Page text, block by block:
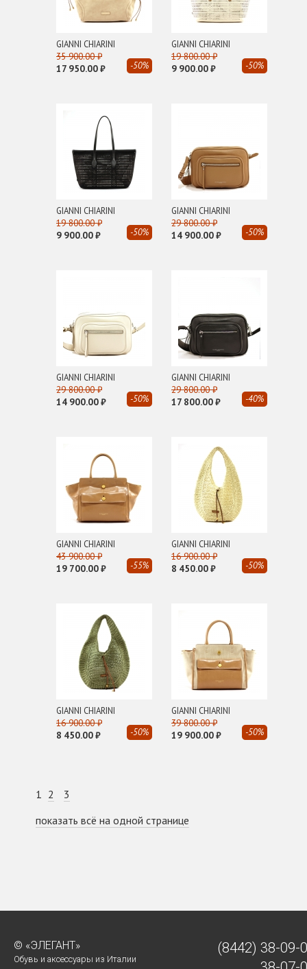
John Richmond
STUART WEITZMAN
TIME TO CASHMERE
GIANNI CHIARINI
35 900.00 ₽
17 950.00 ₽
-50%
GIANNI CHIARINI
19 800.00 ₽
9 900.00 ₽
-50%
GIANNI CHIARINI
19 800.00 ₽
9 900.00 ₽
-50%
GIANNI CHIARINI
29 800.00 ₽
14 900.00 ₽
-50%
GIANNI CHIARINI
29 800.00 ₽
14 900.00 ₽
-50%
GIANNI CHIARINI
29 800.00 ₽
17 800.00 ₽
-40%
GIANNI CHIARINI
43 900.00 ₽
19 700.00 ₽
-55%
GIANNI CHIARINI
16 900.00 ₽
8 450.00 ₽
-50%
GIANNI CHIARINI
16 900.00 ₽
8 450.00 ₽
-50%
GIANNI CHIARINI
39 800.00 ₽
19 900.00 ₽
-50%
1 2
3
показать всё на одной странице
© «ЭЛЕГАНТ»
Обувь и аксессуары из Италии
(8442) 38-09-